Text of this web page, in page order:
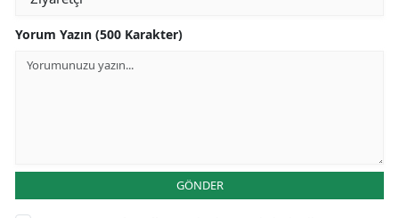
Yorum Yazın (500 Karakter)
GÖNDER